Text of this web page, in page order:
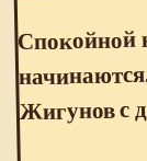
Спокойной
Жигунов с